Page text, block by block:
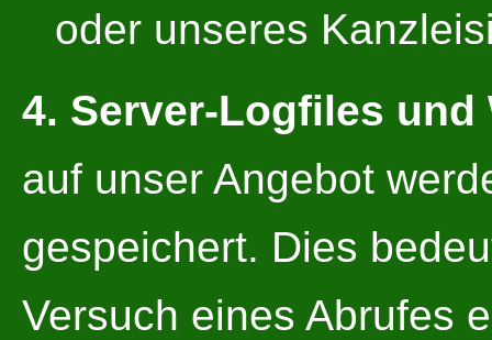
oder unseres
4. Server-Logfiles und
auf unser Angebot
gespeichert. Dies
Versuch eines Abrufes